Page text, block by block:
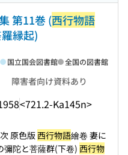
第11巻 (西行物語
縁起)
障害者向け資料あり
<721.2-Ka145n>
国立国会図書館 全国の図書館
原色版西行物語繪卷 妻に
彌陀と菩薩群(下卷) 西行物